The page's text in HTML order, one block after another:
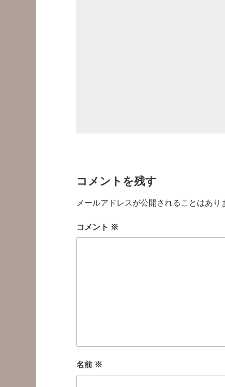
コメントを残す
メールアドレスが公開されることはあり
コメント ※
名前 ※